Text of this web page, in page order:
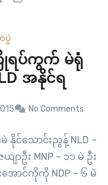
ပွဲ
ြိုရပ်ကွက် မဲရုံ
အနိုင်ရ
No Comments
င်သောင်းညွန့် NLD –
ျာဦး MNP – ၁၁ မဲ ဦး
အောင်ကိုကို NDP – ၆ မဲ